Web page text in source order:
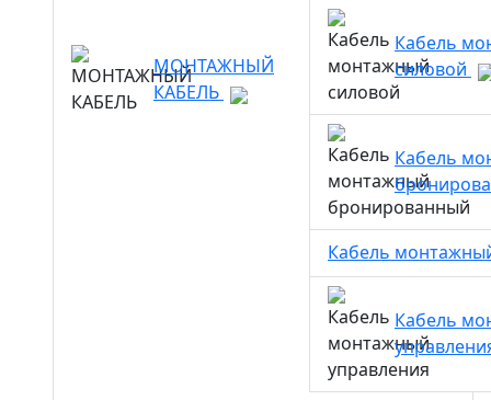
МОНТАЖНЫЙ
КАБЕЛЬ
Кабель
силовой
Кабель
Кабель
Кабель